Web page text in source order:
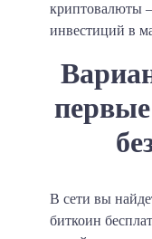
криптовалюты
инвестиций в
В сети вы
биткоин